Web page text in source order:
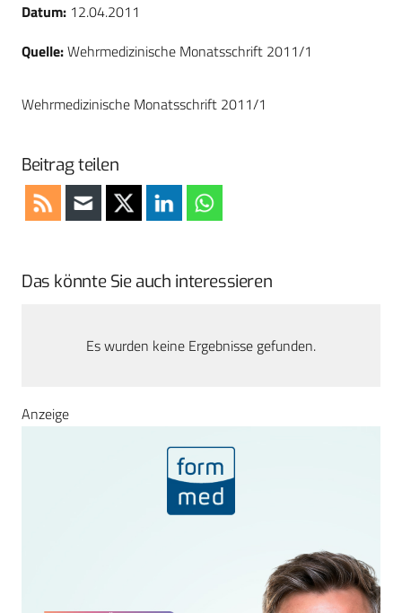
Datum: 12.04.2011
Quelle:Wehrmedizinische Monatsschrift 2011/1
Wehrmedizinische Monatsschrift 2011/1
Beitrag teilen
Das könnte Sie auch interessieren
Es wurden keine Ergebnisse gefunden.
Anzeige